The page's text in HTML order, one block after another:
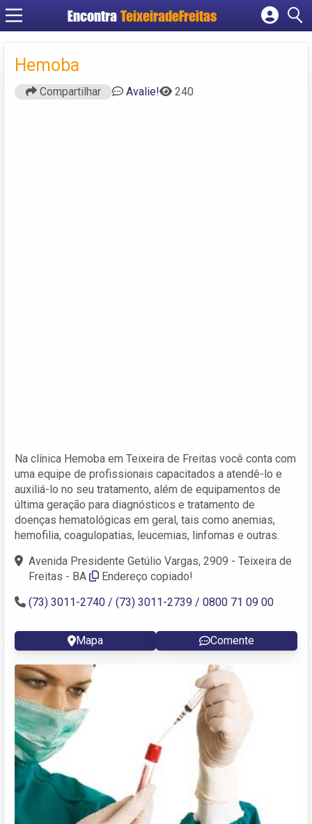
Encontra TeixeiradeFreitas
Cadastrar empresa
Hemoba
Compartilhar Avalie! 240
Na clínica Hemoba em Teixeira de Freitas você conta com
uma equipe de profissionais capacitados a atendê-lo e
auxiliá-lo no seu tratamento, além de equipamentos de
última geração para diagnósticos e tratamento de
doenças hematológicas em geral, tais como anemias,
hemofilia, coagulopatias, leucemias, linfomas e outras.
Avenida Presidente Getúlio Vargas, 2909 - Teixeira de
Freitas - BA
Endereço copiado!
(73) 3011-2740 / (73) 3011-2739 / 0800 71 09 00
Mapa Comente